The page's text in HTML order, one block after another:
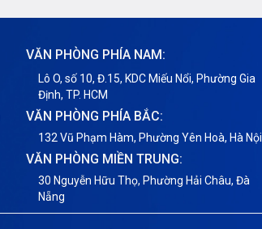
VĂN PHÒNG PHÍA NAM:
Lô O, số 10, Đ.15, KDC Miếu Nổi, Phường Gia
Định, TP. HCM
VĂN PHÒNG PHÍA BẮC:
132 Vũ Phạm Hàm, Phường Yên Hoà, Hà Nội
VĂN PHÒNG MIỀN TRUNG:
30 Nguyễn Hữu Thọ, Phường Hải Châu, Đà
Nẵng